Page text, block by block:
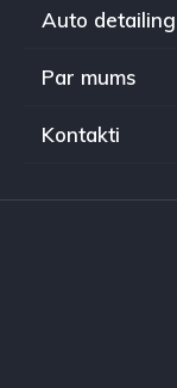
Auto detailing
Par mums
Kontakti